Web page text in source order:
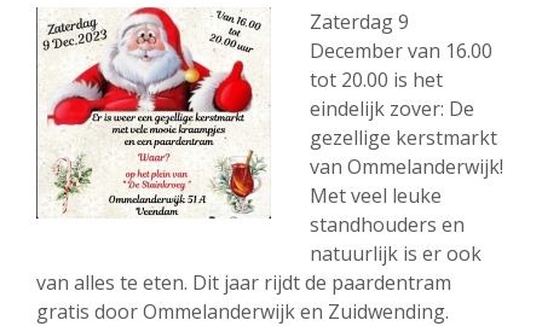
Zaterdag 9
December van 16.00
tot 20.00 is het
eindelijk zover: De
gezellige kerstmarkt
van Ommelanderwijk!
Met veel leuke
standhouders en
natuurlijk is er ook
van alles te eten. Dit jaar rijdt de paardentram
gratis door Ommelanderwijk en Zuidwending.